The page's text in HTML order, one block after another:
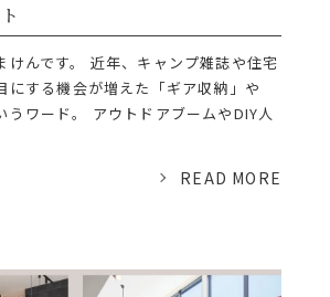
けんです。 近年、キャンプ雑誌や住宅
にする機会が増えた「ギア収納」や
うワード。 アウトドアブームやDIY人
READ MORE